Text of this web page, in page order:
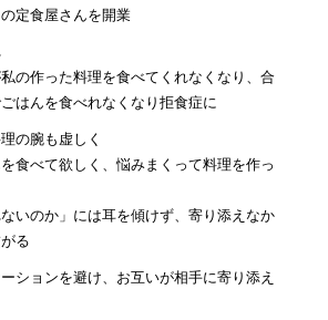
定食屋さんを開業
の作った料理を食べてくれなくなり、合
はんを食べれなくなり拒食症に
の腕も虚しく
食べて欲しく、悩みまくって料理を作っ
いのか」には耳を傾けず、寄り添えなか
る
ションを避け、お互いが相手に寄り添え